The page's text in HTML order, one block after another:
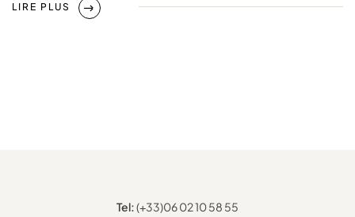
LIRE PLUS
Tel:(+33)06 02 10 58 55